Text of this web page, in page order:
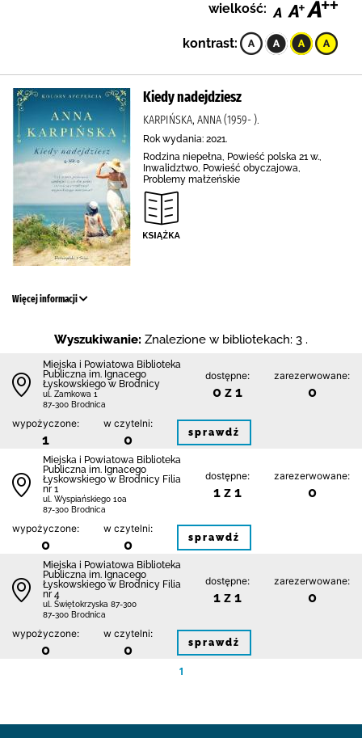
wielkość:
kontrast:
Kiedy nadejdziesz
KARPIŃSKA, ANNA (1959- ).
Rok wydania: 2021.
Rodzina niepełna, Powieść polska 21 w.,
Inwalidztwo, Powieść obyczajowa,
Problemy małżeńskie
Więcej informacji
Wyszukiwanie: Znalezione w bibliotekach: 3 .
Miejska i Powiatowa Biblioteka
Publiczna im. Ignacego
Łyskowskiego w Brodnicy
ul. Zamkowa 1
87-300 Brodnica
dostępne:
0 z 1
zarezerwowane:
0
wypożyczone:
1
w czytelni:
0 sprawdź
Miejska i Powiatowa Biblioteka
Publiczna im. Ignacego
Łyskowskiego w Brodnicy Filia
nr 1
ul. Wyspiańskiego 10a
87-300 Brodnica
dostępne:
1 z 1
zarezerwowane:
0
wypożyczone:
0
w czytelni:
0 sprawdź
Miejska i Powiatowa Biblioteka
Publiczna im. Ignacego
Łyskowskiego w Brodnicy Filia
nr 4
ul. Świętokrzyska 87-300
87-300 Brodnica
dostępne:
1 z 1
zarezerwowane:
0
wypożyczone:
0
w czytelni:
0 sprawdź
1